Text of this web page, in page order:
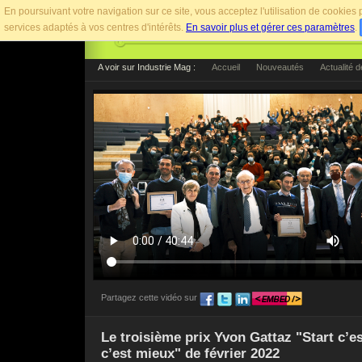
En poursuivant votre navigation sur ce site, vous acceptez l'utilisation de
services adaptés à vos centres d'intérêts. En savoir plus et gérer ces paramètres.
A voir sur Industrie Mag : Accueil Nouveautés Actualité
Partagez cette vidéo sur
Pour afficher cette vidéo sur votre site web,
Le troisième prix Yvon Gattaz "Start
c’est mieux" de février 2022